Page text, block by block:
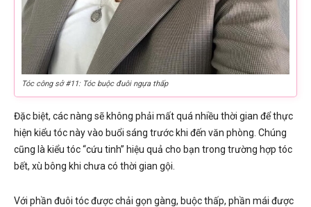
Tóc công sở #11: Tóc buộc đuôi ngựa thấp
Đặc biệt, các nàng sẽ không phải mất quá nhiều thời gian để thực
hiện kiểu tóc này vào buổi sáng trước khi đến văn phòng. Chúng
cũng là kiểu tóc “cứu tinh” hiệu quả cho bạn trong trường hợp tóc
bết, xù bông khi chưa có thời gian gội.
Với phần đuôi tóc được chải gọn gàng, buộc thấp, phần mái được